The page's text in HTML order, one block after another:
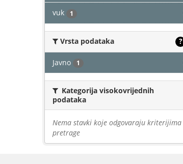
vuk 1
Vrsta podataka ?
Javno 1
Kategorija visokovrijednih
podataka
Nema stavki koje odgovaraju kriterijima
pretrage